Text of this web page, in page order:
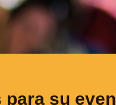
para su